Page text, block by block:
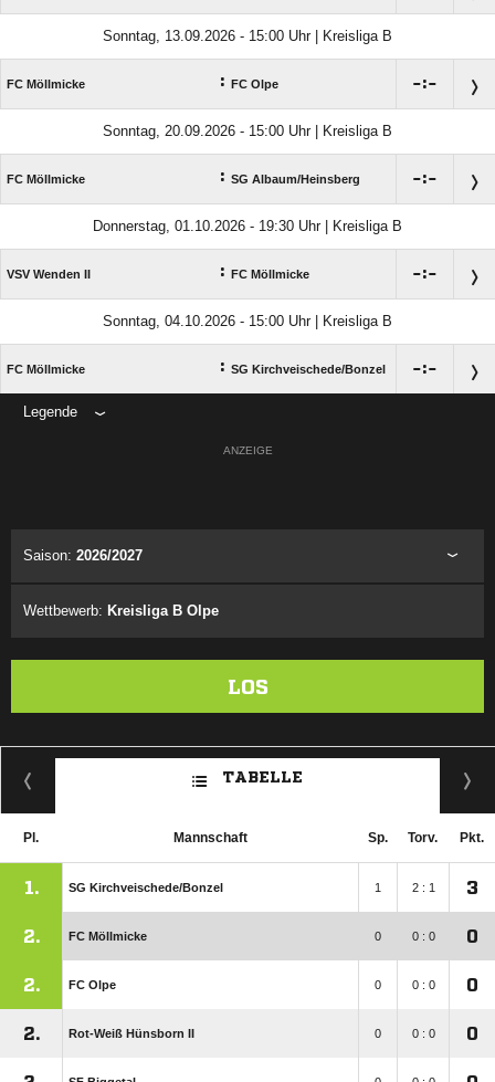
Sonntag, 13.09.2026 - 15:00 Uhr | Kreisliga B
FC Möllmicke : FC Olpe :
Sonntag, 20.09.2026 - 15:00 Uhr | Kreisliga B
FC Möllmicke : SG Albaum/​Heinsberg :
Donnerstag, 01.10.2026 - 19:30 Uhr | Kreisliga B
VSV Wenden II : FC Möllmicke :
Sonntag, 04.10.2026 - 15:00 Uhr | Kreisliga B
FC Möllmicke : SG Kirchveischede/​Bonzel :
Legende
ANZEIGE
Saison: 2026/2027
Wettbewerb: Kreisliga B Olpe
LOS
TABELLE
Pl. Mannschaft Sp. Torv. Pkt.
1. SG Kirchveischede/​Bonzel 1 2 : 1 3
2. FC Möllmicke 0 0 : 0 0
2. FC Olpe 0 0 : 0 0
2. Rot-Weiß Hünsborn II 0 0 : 0 0